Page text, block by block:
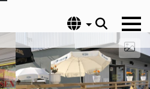
Språk